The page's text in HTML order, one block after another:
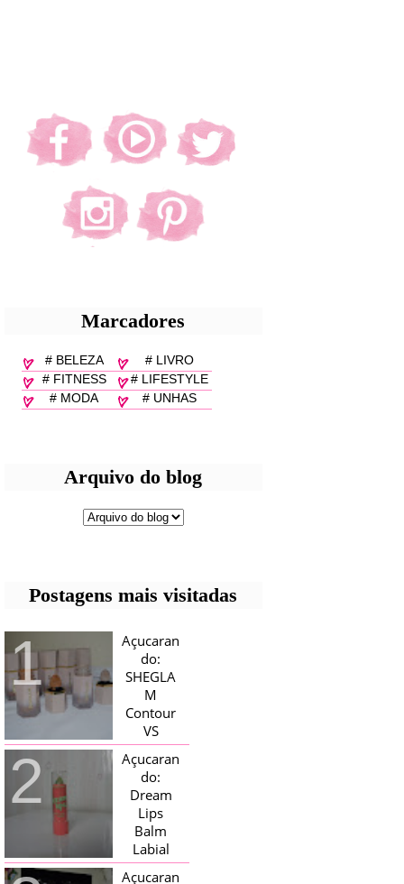
Marcadores
# BELEZA
# LIVRO
# FITNESS
# LIFESTYLE
# MODA
# UNHAS
Arquivo do blog
Postagens mais visitadas
Açucaran
do:
SHEGLA
M
Contour
VS
Bronzer!
HELLO AÇUCARADAS, E NESTE
MÊS CHEGOU AQUI EM CASA UMA
CAIXA RECHEADA DE SHEGLAM,
TINHA BLUSH, ILUMINADORES E
TODOS OS BRONZER E
CONTORNOS ...
Açucaran
do:
Dream
Lips
Balm
Labial
Magico
Açucaran